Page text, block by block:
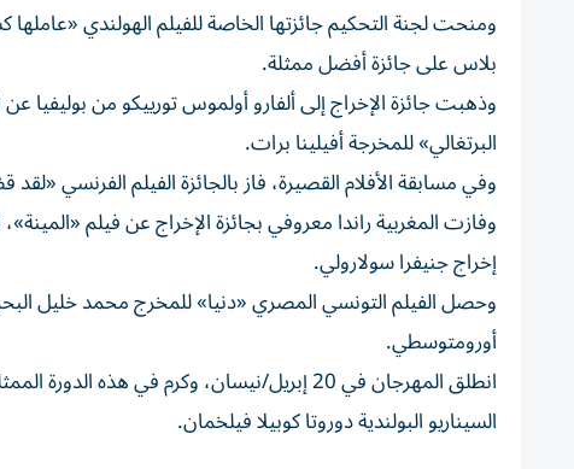
ومنحت لجنة ‌التحكيم جائزتها الخاصة للفيلم الهولندي
بلاس على جائزة أفضل ممثلة.
وذهبت جائزة الإخراج إلى ألفارو أولموس تورييكو من بوليفيا
البرتغالي» للمخرجة ‌أفيلينا برات.
وفي مسابقة الأفلام القصيرة، فاز بالجائزة الفيلم الفرنسي
وفازت المغربية راندا معروفي بجائزة الإخراج عن ​فيلم
إخراج جنيفرا سولارولي.
وحصل الفيلم التونسي المصري «دنيا» للمخرج محمد خليل
أورومتوسطي.
انطلق ‌المهرجان في 20 إبريل/نيسان، وكرم في
السيناريو البولندية دوروتا كوبيلا فيلخمان.